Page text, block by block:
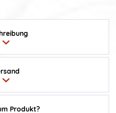
Produkt?